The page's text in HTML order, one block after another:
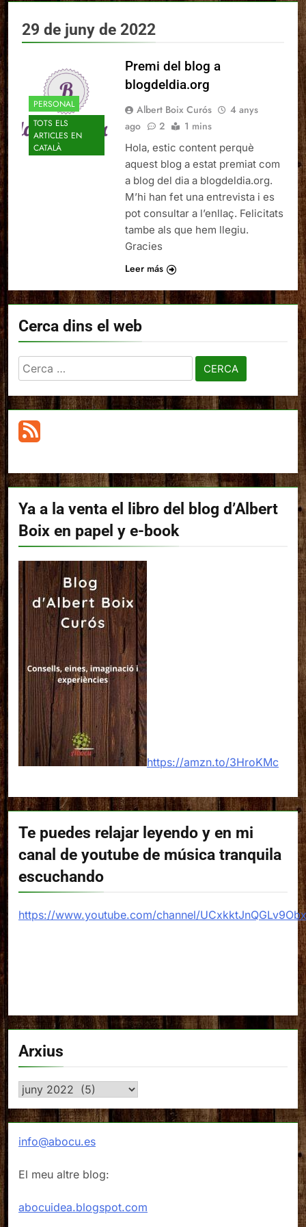
29 de juny de 2022
PERSONAL
TOTS ELS
ARTICLES EN
CATALÀ
Premi del blog a
blogdeldia.org
Albert Boix Curós
4 anys
ago
2 1 mins
Hola, estic content perquè
aquest blog a estat premiat com
a blog del dia a blogdeldia.org.
M’hi han fet una entrevista i es
pot consultar a l’enllaç. Felicitats
tambe als que hem llegiu.
Gracies
Leer más
Cerca dins el web
Cerca:
Ya a la venta el libro del blog d’Albert
Boix en papel y e-book
https://amzn.to/3HroKMc
Te puedes relajar leyendo y en mi
canal de youtube de música tranquila
escuchando
https://www.youtube.com/channel/
Arxius
Arxius
info@abocu.es
El meu altre blog:
abocuidea.blogspot.com